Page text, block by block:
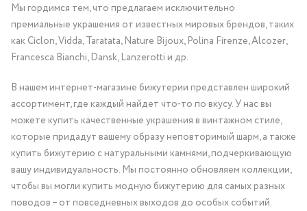
Мы гордимся тем, что предлагаем исключительно
премиальные украшения от известных мировых брендов, таких
как Ciclon, Vidda, Taratata, Nature Bijoux, Polina Firenze, Alcozer,
Francesca Bianchi, Dansk, Lanzerotti и др.
В нашем интернет-магазине бижутерии представлен широкий
ассортимент, где каждый найдет что-то по вкусу. У нас вы
можете купить качественные украшения в винтажном стиле,
которые придадут вашему образу неповторимый шарм, а также
купить бижутерию с натуральными камнями, подчеркивающую
вашу индивидуальность. Мы постоянно обновляем коллекции,
чтобы вы могли купить модную бижутерию для самых разных
поводов – от повседневных выходов до особых событий.